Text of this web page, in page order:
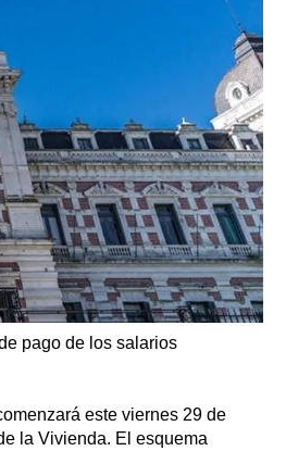
pago de los salarios
este viernes 29 de
la Vivienda. El esquema